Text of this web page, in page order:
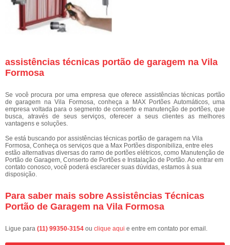
assistências técnicas portão de garagem na Vila
Formosa
Se você procura por uma empresa que oferece assistências técnicas portão
de garagem na Vila Formosa, conheça a MAX Portões Automáticos, uma
empresa voltada para o segmento de conserto e manutenção de portões, que
busca, através de seus serviços, oferecer a seus clientes as melhores
vantagens e soluções.
Se está buscando por assistências técnicas portão de garagem na Vila
Formosa, Conheça os serviços que a Max Portões disponibiliza, entre eles
estão alternativas diversas do ramo de portões elétricos, como Manutenção de
Portão de Garagem, Conserto de Portões e Instalação de Portão. Ao entrar em
contato conosco, você poderá esclarecer suas dúvidas, estamos à sua
disposição.
Para saber mais sobre Assistências Técnicas
Portão de Garagem na Vila Formosa
Ligue para (11) 99350-3154 ou clique aqui e entre em contato por email.